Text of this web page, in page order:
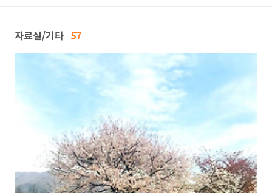
자료실/기타 57